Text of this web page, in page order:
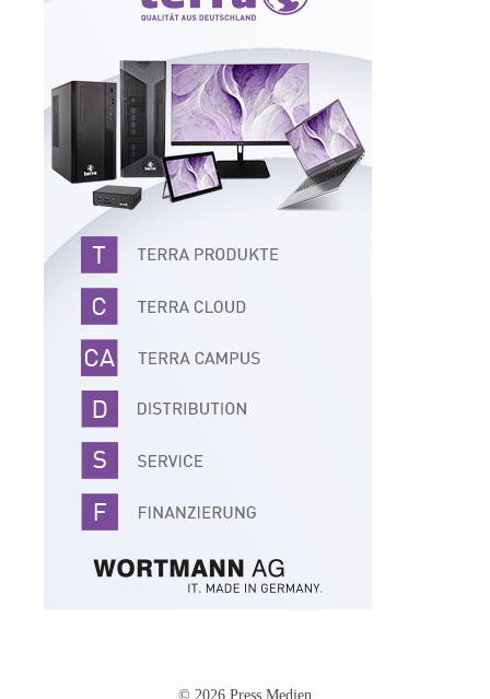
© 2026 Press Medien